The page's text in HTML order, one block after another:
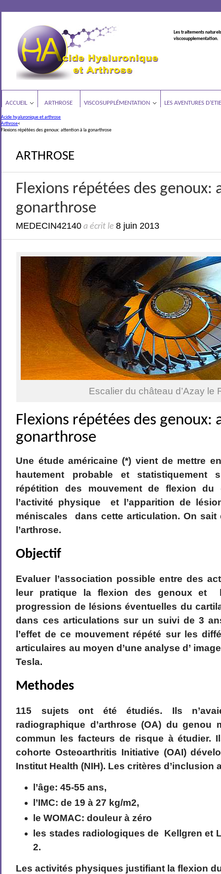
Les traitements
viscosupplementation.
ACCUEIL ARTHROSE VISCOSUPPLÉMENTATION LES AVENTURES
Acide hyaluronique et arthrose
Arthrose<
Flexions répétées des genoux: attention à la gonarthrose
ARTHROSE
Flexions répétées des genoux:
gonarthrose
MEDECIN42140 a écrit le8 juin 2013
Escalier du château d’Azay le
Flexions répétées des genoux:
gonarthrose
Une étude américaine (*) vient de mettre
hautement probable et statistiquement
répétition des mouvement de flexion
l’activité physique et l’apparition de
méniscales dans cette articulation. On sait
l’arthrose.
Objectif
Evaluer l’association possible entre des
leur pratique la flexion des genoux et
progression de lésions éventuelles du
dans ces articulations sur un suivi de 3
l’effet de ce mouvement répété sur les
articulaires au moyen d’une analyse d’
Tesla.
Methodes
115 sujets ont été étudiés. Ils
radiographique d’arthrose (OA) du genou
commun les facteurs de risque à étudier.
cohorte Osteoarthritis Initiative (OAI)
Institut Health (NIH). Les critères d’inclusion
l’âge: 45-55 ans,
l’IMC: de 19 à 27 kg/m2,
le WOMAC: douleur à zéro
les stades radiologiques de Kellgren et
2.
Les activités physiques justifiant la flexion